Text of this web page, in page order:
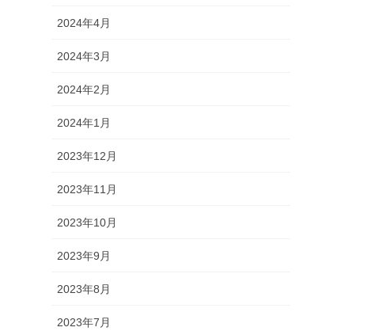
2024年4月
2024年3月
2024年2月
2024年1月
2023年12月
2023年11月
2023年10月
2023年9月
2023年8月
2023年7月